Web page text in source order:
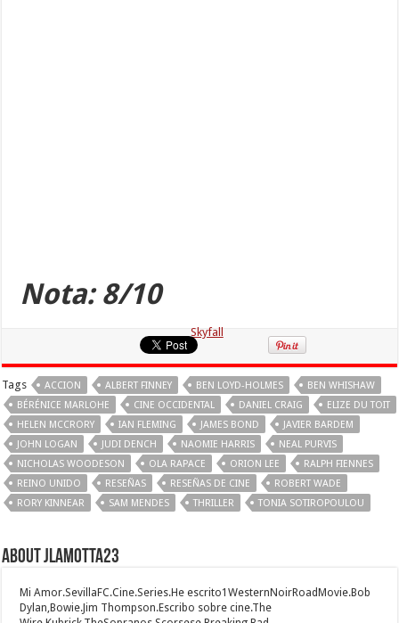
Skyfall
Nota: 8/10
Tags ACCION ALBERT FINNEY BEN LOYD-HOLMES
BEN WHISHAW
BÉRÉNICE MARLOHE
CINE OCCIDENTAL DANIEL CRAIG
ELIZE DU TOIT
HELEN MCCRORY
IAN FLEMING JAMES BOND
JAVIER BARDEM
JOHN LOGAN
JUDI DENCH NAOMIE HARRIS
NEAL PURVIS
NICHOLAS WOODESON
OLA RAPACE ORION LEE
RALPH FIENNES
REINO UNIDO
RESEÑAS RESEÑAS DE CINE
ROBERT WADE
RORY KINNEAR
SAM MENDES THRILLER TONIA SOTIROPOULOU
About jlamotta23
Mi Amor.SevillaFC.Cine.Series.He escrito1WesternNoirRoadMovie.Bob
Dylan,Bowie.Jim Thompson.Escribo sobre cine.The